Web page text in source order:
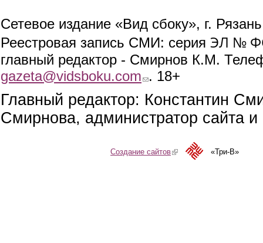
Сетевое издание «Вид сбоку», г.
Реестровая запись СМИ: серия ЭЛ №
главный редактор - Смирнов К.М.
gazeta@vidsboku.com (link sends e-mail)
. 18+
Главный редактор: Константин
Смирнова, администратор сайта
Создание сайтов(link is external)«Три-В»